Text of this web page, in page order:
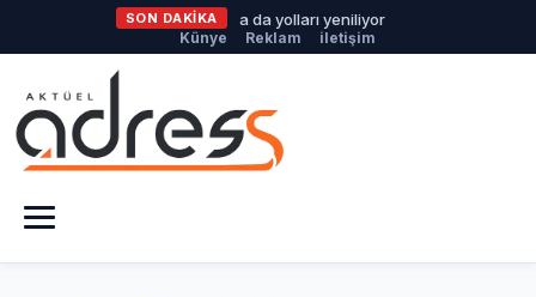
SON DAKİKA
Büyükşehir Harmancık’ta da yolları yeniliyor
Künye Reklam iletişim